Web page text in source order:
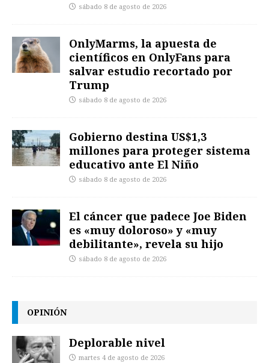
sábado 8 de agosto de 2026
OnlyMarms, la apuesta de
científicos en OnlyFans para
salvar estudio recortado por
Trump
sábado 8 de agosto de 2026
Gobierno destina US$1,3
millones para proteger sistema
educativo ante El Niño
sábado 8 de agosto de 2026
El cáncer que padece Joe Biden
es «muy doloroso» y «muy
debilitante», revela su hijo
sábado 8 de agosto de 2026
OPINIÓN
Deplorable nivel
martes 4 de agosto de 2026